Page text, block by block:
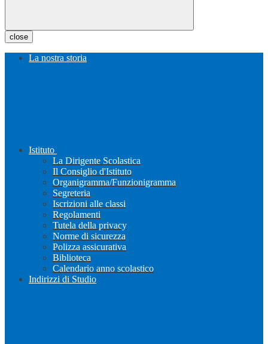
close
La nostra storia
Istituto
La Dirigente Scolastica
Il Consiglio d'Istituto
Organigramma/Funzionigramma
Segreteria
Iscrizioni alle classi
Regolamenti
Tutela della privacy
Norme di sicurezza
Polizza assicurativa
Biblioteca
Calendario anno scolastico
Indirizzi di Studio